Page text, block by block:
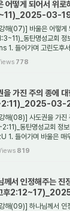
떻게 되어서 위로
03-
해(07)] 바울은 어떻게
동탄명성교회 정
어가며 고린도후서
778
가진 주의 종에 대
03-
해(08)] 사도권을 가진
동탄명성교회 정
어가며 바울은 매우
819
서 인정해주는 진
고후
해(09)] 하나님께서 인